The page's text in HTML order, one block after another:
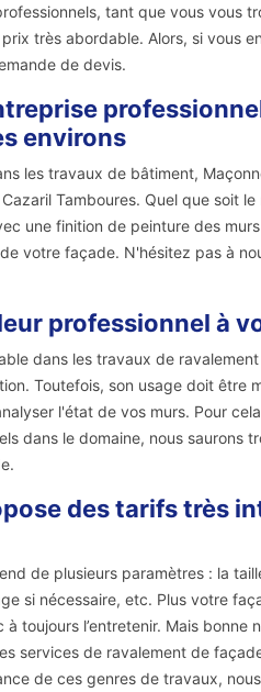
tant que vous vous
très abordable. Alors, si vous
de devis.
environs
les travaux de bâtiment,
Tamboures. Quel que soit
une finition de peinture des
votre façade. N'hésitez pas à
professionnel à
dans les travaux de
Toutefois, son usage doit être
l'état de vos murs. Pour
dans le domaine, nous
des tarifs très
de plusieurs paramètres : la
si nécessaire, etc. Plus votre
toujours l’entretenir. Mais
services de ravalement de
de ces genres de travaux,